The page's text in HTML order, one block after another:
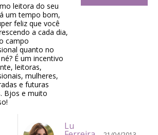
leitora do seu
um tempo bom,
feliz que você
a cada dia,
campo
quanto no
É um incentivo
leitoras,
mulheres,
e futuras
Bjos e muito
Lu